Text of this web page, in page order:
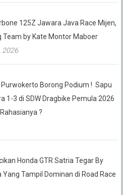
125Z Jawara Java Race Mijen,
Team by Kate Montor Maboer
2026
Borong Podium ! Sapu
1-3 di SDW Dragbike Pemula 2026
?
Honda GTR Satria Tegar By
Yang Tampil Dominan di Road Race